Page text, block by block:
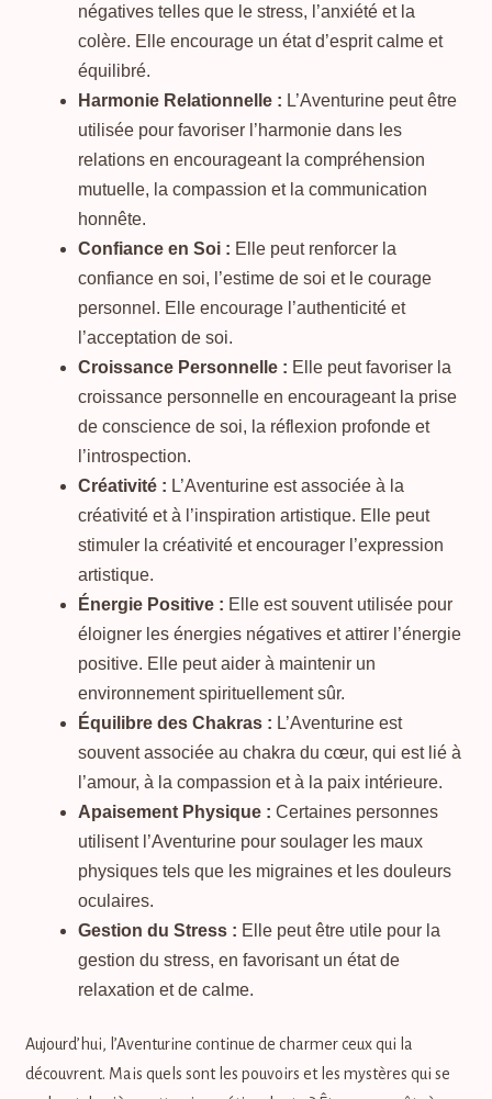
négatives telles que le stress, l’anxiété et la
colère. Elle encourage un état d’esprit calme et
équilibré.
Harmonie Relationnelle : L’Aventurine peut être
utilisée pour favoriser l’harmonie dans les
relations en encourageant la compréhension
mutuelle, la compassion et la communication
honnête.
Confiance en Soi : Elle peut renforcer la
confiance en soi, l’estime de soi et le courage
personnel. Elle encourage l’authenticité et
l’acceptation de soi.
Croissance Personnelle : Elle peut favoriser la
croissance personnelle en encourageant la prise
de conscience de soi, la réflexion profonde et
l’introspection.
Créativité : L’Aventurine est associée à la
créativité et à l’inspiration artistique. Elle peut
stimuler la créativité et encourager l’expression
artistique.
Énergie Positive : Elle est souvent utilisée pour
éloigner les énergies négatives et attirer l’énergie
positive. Elle peut aider à maintenir un
environnement spirituellement sûr.
Équilibre des Chakras : L’Aventurine est
souvent associée au chakra du cœur, qui est lié à
l’amour, à la compassion et à la paix intérieure.
Apaisement Physique : Certaines personnes
utilisent l’Aventurine pour soulager les maux
physiques tels que les migraines et les douleurs
oculaires.
Gestion du Stress : Elle peut être utile pour la
gestion du stress, en favorisant un état de
relaxation et de calme.
Aujourd’hui, l’Aventurine continue de charmer ceux qui la
découvrent. Mais quels sont les pouvoirs et les mystères qui se